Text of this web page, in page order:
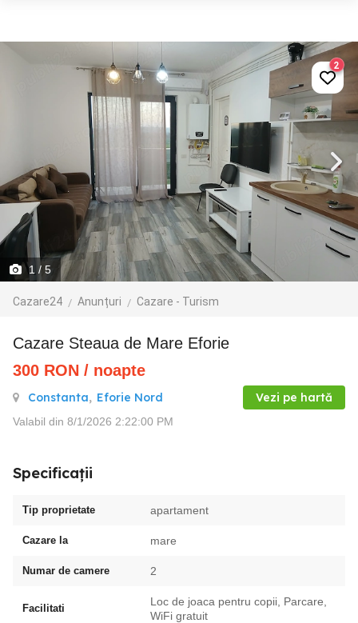
1 / 5
Cazare24 Anunțuri Cazare - Turism
2
Cazare Steaua de Mare Eforie
300 RON / noapte
Constanta, Eforie Nord Vezi pe hartă
Valabil din 8/1/2026 2:22:00 PM
Specificații
Tip proprietate apartament
Cazare la mare
Numar de camere 2
Facilitati
Loc de joaca pentru copii, Parcare,
WiFi gratuit